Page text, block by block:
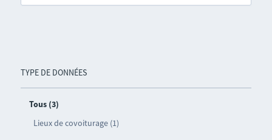
TYPE DE DONNÉES
Tous (3)
Lieux de covoiturage (1)